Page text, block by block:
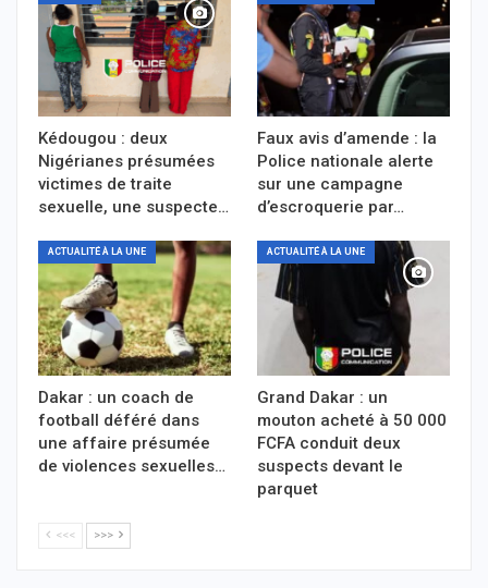
Kédougou : deux
Nigérianes présumées
victimes de traite
sexuelle, une suspecte…
Faux avis d’amende : la
Police nationale alerte
sur une campagne
d’escroquerie par…
ACTUALITÉ À LA UNE
Dakar : un coach de
football déféré dans
une affaire présumée
de violences sexuelles…
ACTUALITÉ À LA UNE
Grand Dakar : un
mouton acheté à 50 000
FCFA conduit deux
suspects devant le
parquet
<<< >>>